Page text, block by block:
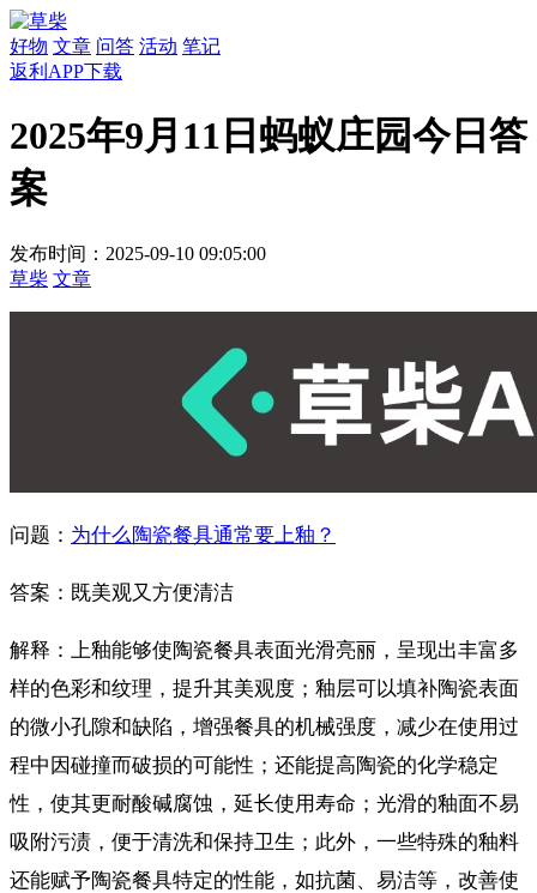
好物 文章 问答 活动 笔记
返利APP下载
2025年9月11日蚂蚁庄园今日答
案
发布时间：2025-09-10 09:05:00
草柴 文章
问题： 为什么陶瓷餐具通常要上釉？
答案：既美观又方便清洁
解释：上釉能够使陶瓷餐具表面光滑亮丽，呈现出丰富多
样的色彩和纹理，提升其美观度；釉层可以填补陶瓷表面
的微小孔隙和缺陷，增强餐具的机械强度，减少在使用过
程中因碰撞而破损的可能性；还能提高陶瓷的化学稳定
性，使其更耐酸碱腐蚀，延长使用寿命；光滑的釉面不易
吸附污渍，便于清洗和保持卫生；此外，一些特殊的釉料
还能赋予陶瓷餐具特定的性能，如抗菌、易洁等，改善使